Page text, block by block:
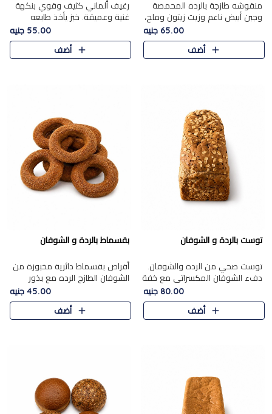
منقوشه طازجة بالرده المحمصة
وجبن أبيض ناعم وزيت زيتون وملح،
مباشرة من الفرن.الرده مع نعومة
الجبن فوق عجينة طازجة.
65.00 جنيه
أضف
رغيف ألماني كثيف وقوي بنكهة
غنية وعميقة. خبز يأخذ طابعه
55.00 جنيه
أضف
توست بالردة و الشوفان
توست صحي من الرده والشوفان.
دفء الشوفان المكسراتي مع خفة
80.00 جنيه
أضف
بقسماط بالردة و الشوفان
أقراص بقسماط دائرية مخبوزة من
الشوفان الطازج الرده مع بذور
مختارة. قرمشة الحبوب والبذور،
بداية صحية لكل صباح.
45.00 جنيه
أضف